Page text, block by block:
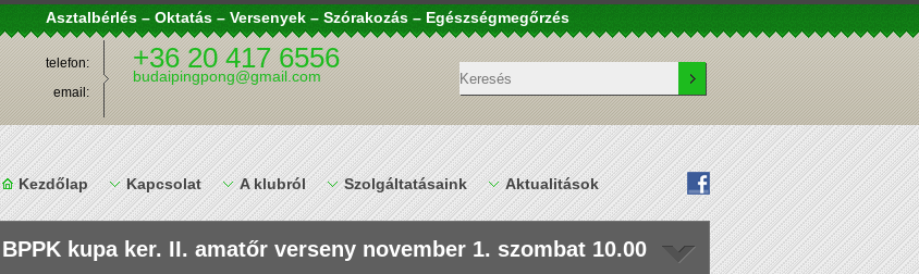
Asztalbérlés – Oktatás – Versenyek – Szórakozás – Egészségmegőrzés
telefon:
email:
+36 20 417 6556
budaipingpong@gmail.com
Kezdőlap Kapcsolat A klubról Szolgáltatásaink Aktualitások
BPPK kupa ker. II. amatőr verseny november 1. szombat 10.00